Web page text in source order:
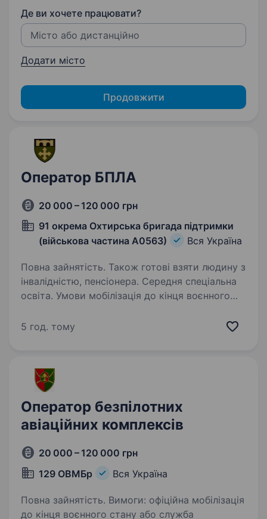
Де ви хочете працювати?
Додати місто
Продовжити
Оператор БПЛА
20 000 – 120 000 грн
91 окрема Охтирська бригада підтримки
(військова частина А0563)
Вся Україна
Повна зайнятість. Також готові взяти людину з
інвалідністю, пенсіонера. Середня спеціальна
освіта. Умови мобілізація до кінця воєнного
переведення чинних військовослужбовців
20 000…
5 год. тому
Оператор безпілотних
авіаційних комплексів
20 000 – 120 000 грн
129 ОВМБр
Вся Україна
Повна зайнятість. Вимоги: офіційна мобілізація
до кінця воєнного стану або служба